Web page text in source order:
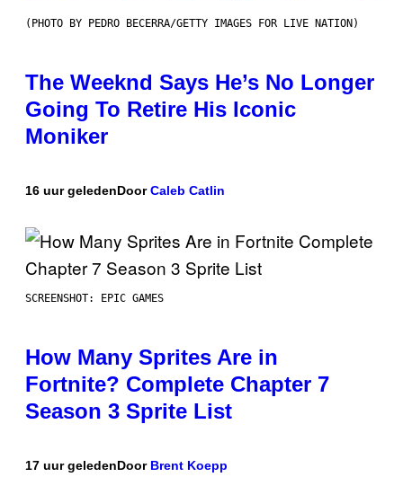
(PHOTO BY PEDRO BECERRA/GETTY IMAGES FOR LIVE NATION)
The Weeknd Says He’s No Longer
Going To Retire His Iconic
Moniker
16 uur geledenDoorCaleb Catlin
SCREENSHOT: EPIC GAMES
How Many Sprites Are in
Fortnite? Complete Chapter 7
Season 3 Sprite List
17 uur geledenDoor Brent Koepp